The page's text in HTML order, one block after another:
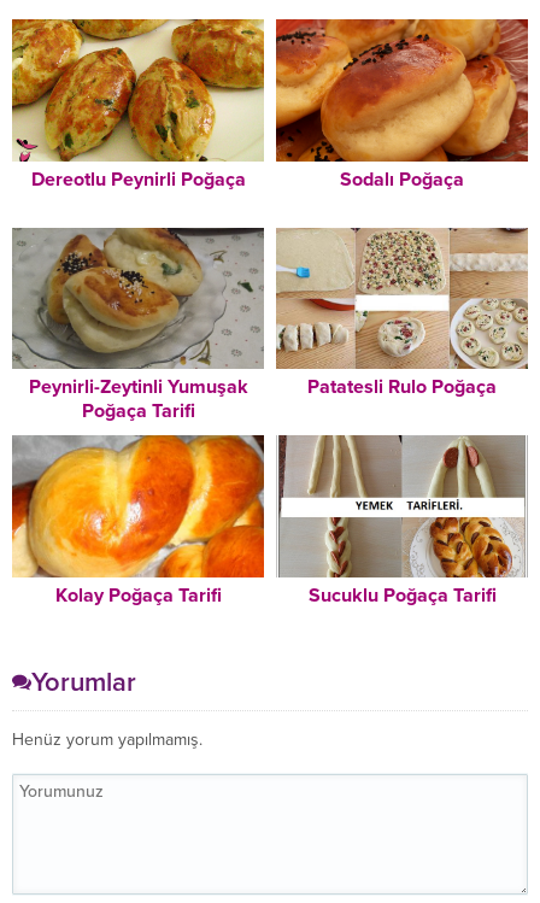
Dereotlu Peynirli Poğaça Sodalı Poğaça
Peynirli-Zeytinli Yumuşak
Poğaça Tarifi
Patatesli Rulo Poğaça
Kolay Poğaça Tarifi Sucuklu Poğaça Tarifi
Yorumlar
Henüz yorum yapılmamış.